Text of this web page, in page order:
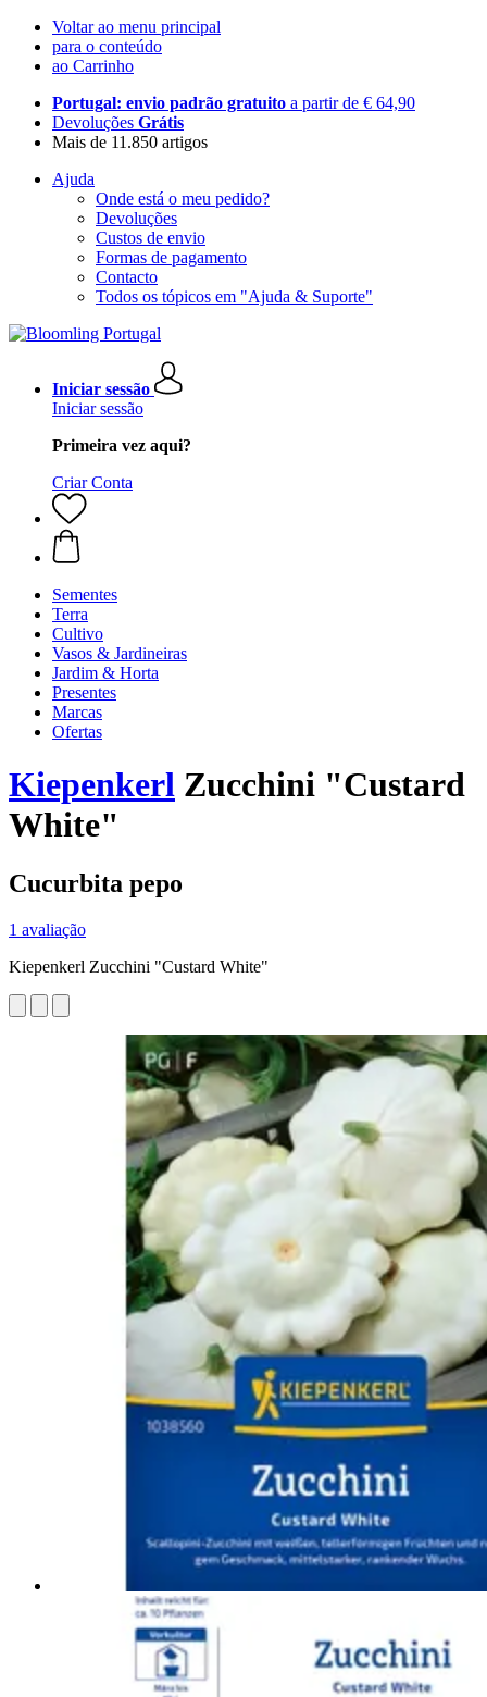
Voltar ao menu principal
para o conteúdo
ao Carrinho
Portugal: envio padrão gratuito a partir de € 64,90
Devoluções Grátis
Mais de 11.850 artigos
Ajuda
Onde está o meu pedido?
Devoluções
Custos de envio
Formas de pagamento
Contacto
Todos os tópicos em "Ajuda & Suporte"
Iniciar sessão
Iniciar sessão
Primeira vez aqui?
Criar Conta
Sementes
Terra
Cultivo
Vasos & Jardineiras
Jardim & Horta
Presentes
Marcas
Ofertas
Kiepenkerl Zucchini "Custard
White"
Cucurbita pepo
1 avaliação
Kiepenkerl Zucchini "Custard White"